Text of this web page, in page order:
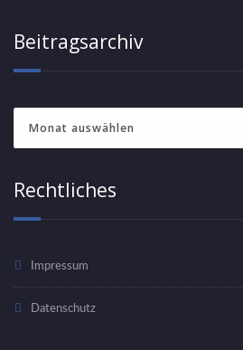
Beitragsarchiv
Rechtliches
Impressum
Datenschutz